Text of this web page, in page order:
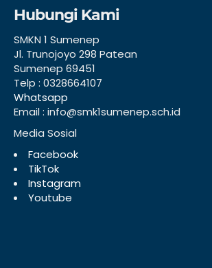
Hubungi Kami
SMKN 1 Sumenep
Jl. Trunojoyo 298 Patean
Sumenep 69451
Telp : 0328664107
Whatsapp
Email : info@smk1sumenep.sch.id
Media Sosial
Facebook
TikTok
Instagram
Youtube